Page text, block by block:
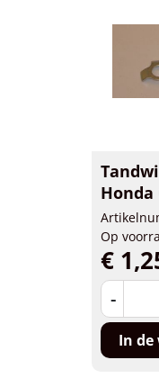
Honda
Op
€
-
In